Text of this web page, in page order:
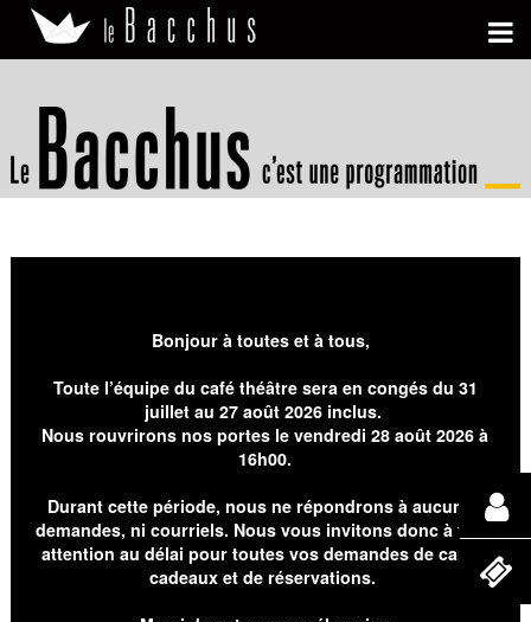
Bonjour à toutes et à tous,
Toute l’équipe du café théâtre sera en congés du 31
juillet au 27 août 2026 inclus.
Nous rouvrirons nos portes le vendredi 28 août 2026 à
16h00.
Durant cette période, nous ne répondrons à aucunes
demandes, ni courriels. Nous vous invitons donc à faire
attention au délai pour toutes vos demandes de cartes
cadeaux et de réservations.